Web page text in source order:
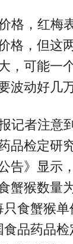
格，红梅
格，但这
，可能一
波动好几万
记者注意
品检定研
告》显示
蟹猴数量
食蟹猴单
食品药品